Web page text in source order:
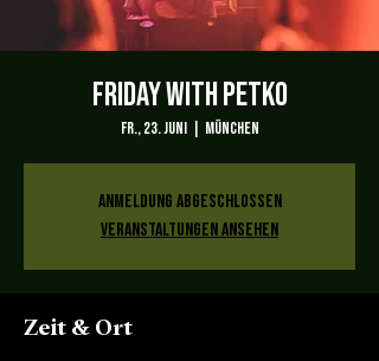
Friday with Petko
Fr., 23. Juni
  |
München
Anmeldung abgeschlossen
Veranstaltungen ansehen
Zeit & Ort